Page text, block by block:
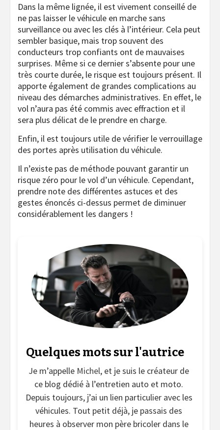
Dans la même lignée, il est vivement conseillé de
ne pas laisser le véhicule en marche sans
surveillance ou avec les clés à l’intérieur. Cela peut
sembler basique, mais trop souvent des
conducteurs trop confiants ont de mauvaises
surprises. Même si ce dernier s’absente pour une
très courte durée, le risque est toujours présent. Il
apporte également de grandes complications au
niveau des démarches administratives. En effet, le
vol n’aura pas été commis avec effraction et il
sera plus délicat de le prendre en charge.
Enfin, il est toujours utile de vérifier le verrouillage
des portes après utilisation du véhicule.
Il n’existe pas de méthode pouvant garantir un
risque zéro pour le vol d’un véhicule. Cependant,
prendre note des différentes astuces et des
gestes énoncés ci-dessus permet de diminuer
considérablement les dangers !
Quelques mots sur l'autrice
Je m’appelle Michel, et je suis le créateur de
ce blog dédié à l’entretien auto et moto.
Depuis toujours, j’ai un lien particulier avec les
véhicules. Tout petit déjà, je passais des
heures à observer mon père bricoler dans le